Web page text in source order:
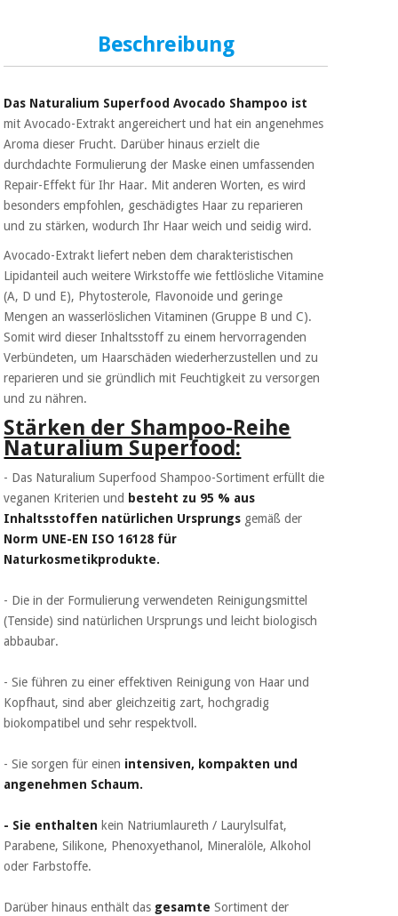
Veterinärmedizin
Orthopädie
Chirurgische
instrumente
pilates
Sport
und
spiele
Veterinärmedizin
Orthopädie
Chirurgische
instrumente
(ausverkauf)
Beschreibung
Das Naturalium Superfood Avocado Shampoo ist
mit Avocado-Extrakt angereichert und hat ein angenehmes
Aroma dieser Frucht. Darüber hinaus erzielt die
durchdachte Formulierung der Maske einen umfassenden
Repair-Effekt für Ihr Haar. Mit anderen Worten, es wird
besonders empfohlen, geschädigtes Haar zu reparieren
und zu stärken, wodurch Ihr Haar weich und seidig wird.
Avocado-Extrakt liefert neben dem charakteristischen
Lipidanteil auch weitere Wirkstoffe wie fettlösliche Vitamine
(A, D und E), Phytosterole, Flavonoide und geringe
Mengen an wasserlöslichen Vitaminen (Gruppe B und C).
Somit wird dieser Inhaltsstoff zu einem hervorragenden
Verbündeten, um Haarschäden wiederherzustellen und zu
reparieren und sie gründlich mit Feuchtigkeit zu versorgen
und zu nähren.
Stärken der Shampoo-Reihe
Naturalium Superfood:
- Das Naturalium Superfood Shampoo-Sortiment erfüllt die
veganen Kriterien und besteht zu 95 % aus
Inhaltsstoffen natürlichen Ursprungs gemäß der
Norm UNE-EN ISO 16128 für
Naturkosmetikprodukte.
- Die in der Formulierung verwendeten Reinigungsmittel
(Tenside) sind natürlichen Ursprungs und leicht biologisch
abbaubar.
- Sie führen zu einer effektiven Reinigung von Haar und
Kopfhaut, sind aber gleichzeitig zart, hochgradig
biokompatibel und sehr respektvoll.
- Sie sorgen für einen intensiven, kompakten und
angenehmen Schaum.
- Sie enthalten kein Natriumlaureth / Laurylsulfat,
Parabene, Silikone, Phenoxyethanol, Mineralöle, Alkohol
oder Farbstoffe.
Darüber hinaus enthält das gesamte Sortiment der